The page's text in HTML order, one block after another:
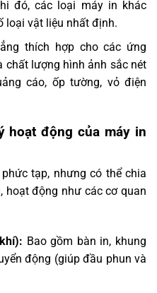
đó, các loại máy in khác
loại vật liệu nhất định.
thích hợp cho các ứng
chất lượng hình ảnh sắc nét
cáo, ốp tường, vỏ điện
hoạt động của máy in
tạp, nhưng có thể chia
hoạt động như các cơ quan
Bao gồm bàn in, khung
động (giúp đầu phun và